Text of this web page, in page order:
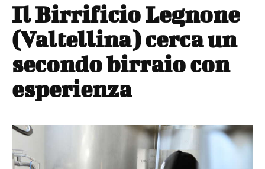
Il Birrificio Legnone
(Valtellina) cerca un
secondo birraio con
esperienza